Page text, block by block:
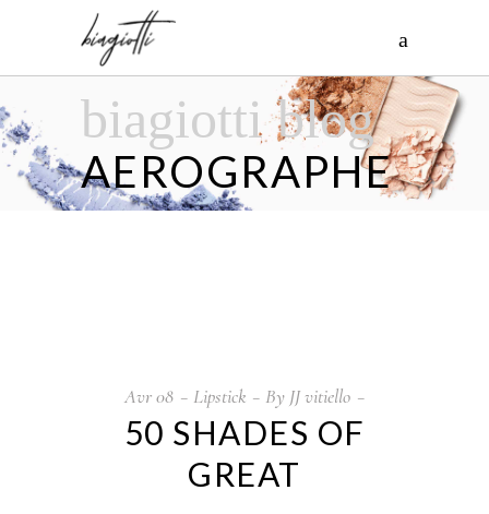
biagiotti blog
AEROGRAPHE
Avr 08 Lipstick By JJ vitiello
50 SHADES OF
GREAT